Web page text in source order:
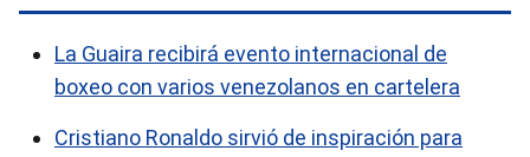
La Guaira recibirá evento internacional de
boxeo con varios venezolanos en cartelera
Cristiano Ronaldo sirvió de inspiración para